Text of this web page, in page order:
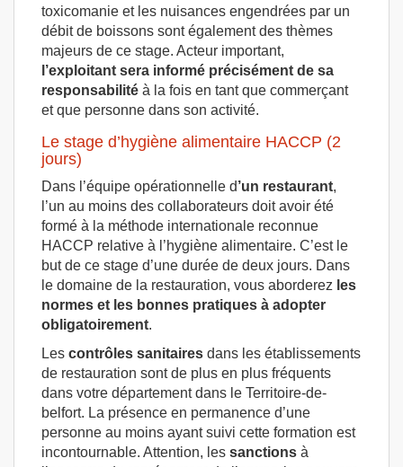
toxicomanie et les nuisances engendrées par un
débit de boissons sont également des thèmes
majeurs de ce stage. Acteur important,
l’exploitant sera informé précisément de sa
responsabilité à la fois en tant que commerçant
et que personne dans son activité.
Le stage d’hygiène alimentaire HACCP (2
jours)
Dans l’équipe opérationnelle d’un restaurant,
l’un au moins des collaborateurs doit avoir été
formé à la méthode internationale reconnue
HACCP relative à l’hygiène alimentaire. C’est le
but de ce stage d’une durée de deux jours. Dans
le domaine de la restauration, vous aborderez les
normes et les bonnes pratiques à adopter
obligatoirement.
Les contrôles sanitaires dans les établissements
de restauration sont de plus en plus fréquents
dans votre département dans le Territoire-de-
belfort. La présence en permanence d’une
personne au moins ayant suivi cette formation est
incontournable. Attention, les sanctions à